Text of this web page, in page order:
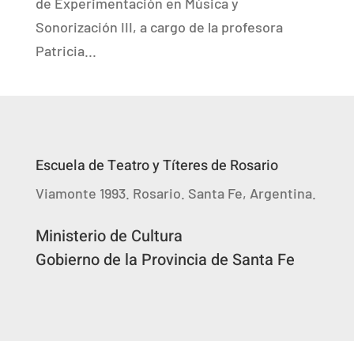
Sonorización III, a cargo de la profesora
Patricia...
Escuela de Teatro y Títeres de Rosario
Viamonte 1993. Rosario. Santa Fe, Argentina.
Ministerio de Cultura
Gobierno de la Provincia de Santa Fe